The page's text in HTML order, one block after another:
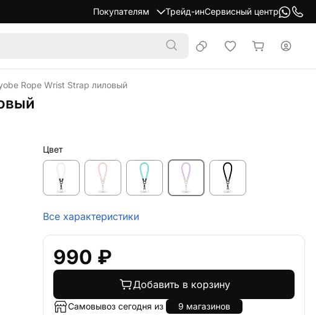
Покупателям Трейд-инСервисный центр
Rope Wrist Strap лиловый
Цвет
Все характеристики
990 ₽
Добавить в корзину
Самовывоз сегодня из
9 магазинов